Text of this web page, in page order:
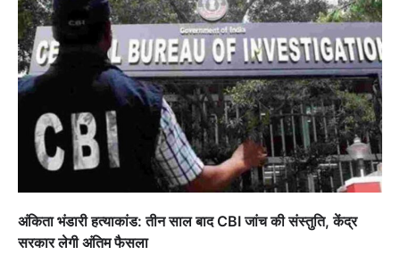
अंकिता भंडारी हत्याकांड: तीन साल बाद CBI जांच की संस्तुति, केंद्र
सरकार लेगी अंतिम फैसला